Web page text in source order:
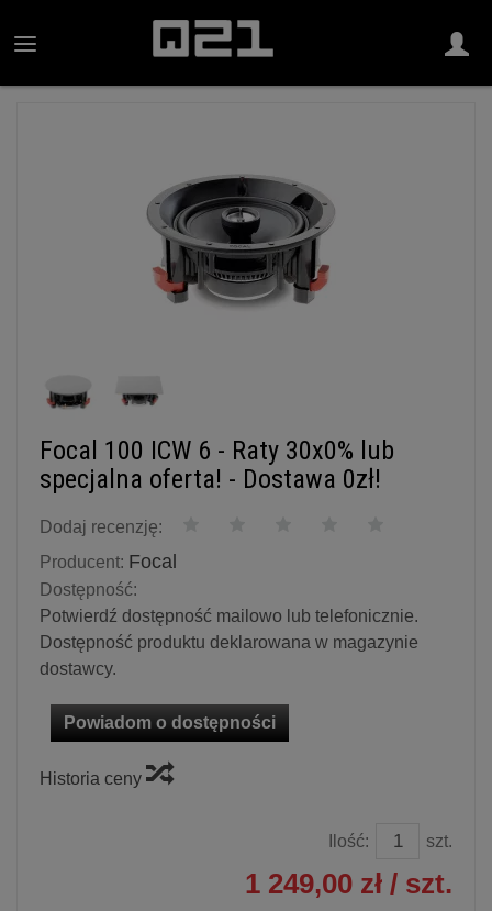
Focal 100 ICW 6 - Raty 30x0% lub
specjalna oferta! - Dostawa 0zł!
Dodaj recenzję:
Producent: Focal
Dostępność:
Potwierdź dostępność mailowo lub telefonicznie.
Dostępność produktu deklarowana w magazynie
dostawcy.
Powiadom o dostępności
Historia ceny
Ilość: szt.
1 249,00 zł / szt.